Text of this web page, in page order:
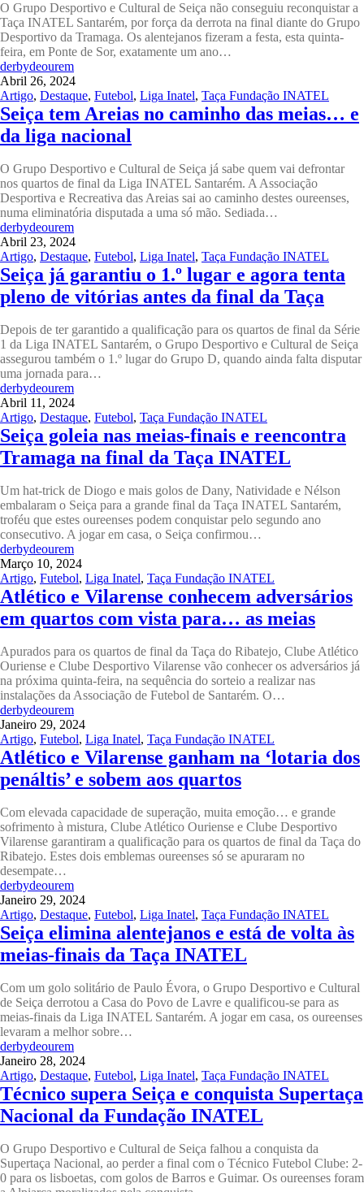
O Grupo Desportivo e Cultural de Seiça não conseguiu reconquistar a
Taça INATEL Santarém, por força da derrota na final diante do Grupo
Desportivo da Tramaga. Os alentejanos fizeram a festa, esta quinta-
feira, em Ponte de Sor, exatamente um ano…
derbydeourem
Abril 26, 2024
Artigo, Destaque, Futebol, Liga Inatel, Taça Fundação INATEL
Seiça tem Areias no caminho das meias… e
da liga nacional
O Grupo Desportivo e Cultural de Seiça já sabe quem vai defrontar
nos quartos de final da Liga INATEL Santarém. A Associação
Desportiva e Recreativa das Areias sai ao caminho destes oureenses,
numa eliminatória disputada a uma só mão. Sediada…
derbydeourem
Abril 23, 2024
Artigo, Destaque, Futebol, Liga Inatel, Taça Fundação INATEL
Seiça já garantiu o 1.º lugar e agora tenta
pleno de vitórias antes da final da Taça
Depois de ter garantido a qualificação para os quartos de final da Série
1 da Liga INATEL Santarém, o Grupo Desportivo e Cultural de Seiça
assegurou também o 1.º lugar do Grupo D, quando ainda falta disputar
uma jornada para…
derbydeourem
Abril 11, 2024
Artigo, Destaque, Futebol, Taça Fundação INATEL
Seiça goleia nas meias-finais e reencontra
Tramaga na final da Taça INATEL
Um hat-trick de Diogo e mais golos de Dany, Natividade e Nélson
embalaram o Seiça para a grande final da Taça INATEL Santarém,
troféu que estes oureenses podem conquistar pelo segundo ano
consecutivo. A jogar em casa, o Seiça confirmou…
derbydeourem
Março 10, 2024
Artigo, Futebol, Liga Inatel, Taça Fundação INATEL
Atlético e Vilarense conhecem adversários
em quartos com vista para… as meias
Apurados para os quartos de final da Taça do Ribatejo, Clube Atlético
Ouriense e Clube Desportivo Vilarense vão conhecer os adversários já
na próxima quinta-feira, na sequência do sorteio a realizar nas
instalações da Associação de Futebol de Santarém. O…
derbydeourem
Janeiro 29, 2024
Artigo, Futebol, Liga Inatel, Taça Fundação INATEL
Atlético e Vilarense ganham na ‘lotaria dos
penáltis’ e sobem aos quartos
Com elevada capacidade de superação, muita emoção… e grande
sofrimento à mistura, Clube Atlético Ouriense e Clube Desportivo
Vilarense garantiram a qualificação para os quartos de final da Taça do
Ribatejo. Estes dois emblemas oureenses só se apuraram no
desempate…
derbydeourem
Janeiro 29, 2024
Artigo, Destaque, Futebol, Liga Inatel, Taça Fundação INATEL
Seiça elimina alentejanos e está de volta às
meias-finais da Taça INATEL
Com um golo solitário de Paulo Évora, o Grupo Desportivo e Cultural
de Seiça derrotou a Casa do Povo de Lavre e qualificou-se para as
meias-finais da Liga INATEL Santarém. A jogar em casa, os oureenses
levaram a melhor sobre…
derbydeourem
Janeiro 28, 2024
Artigo, Destaque, Futebol, Liga Inatel, Taça Fundação INATEL
Técnico supera Seiça e conquista Supertaça
Nacional da Fundação INATEL
O Grupo Desportivo e Cultural de Seiça falhou a conquista da
Supertaça Nacional, ao perder a final com o Técnico Futebol Clube: 2-
0 para os lisboetas, com golos de Barros e Guimar. Os oureenses foram